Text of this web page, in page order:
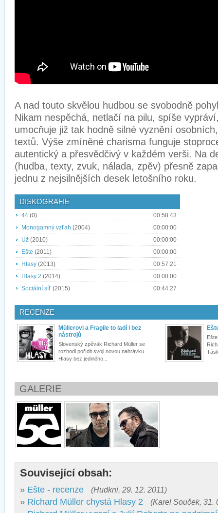
A nad touto skvělou hudbou se svobodně
Nikam nespěchá, netlačí na pilu, spíše
umocňuje již tak hodně silné vyznění
textů. Výše zmíněné charisma funguje
autentický a přesvědčivý v každém verši. Na
(hudba, texty, zvuk, nálada, zpěv) přesně
jednu z nejsilnějších desek letošního roku.
DISKOGRAFIE
44 (0)
00:58:43
Monogamný vzťah (2004)
00:00:00
Už (2010)
00:00:00
Ešte (2011)
00:00:00
Hlasy (2013)
00:57:21
Hlasy 2 (2014)
00:00:00
Sociální síť (2015) 00:44:27
RECENZE
Müllerovi a Fragile to ladí i bez
nástrojů
Slovenský zpěvák Richard Müller se
rozhodl pořídit svoji novou nahrávku
Hlasy bez jediného...
GALERIE
Související obsah:
» Ešte - recenze (Hudkni, 29. 12. 2011)
» Richard Müller chystá Hlasy 2 (Karel Souček, 31.